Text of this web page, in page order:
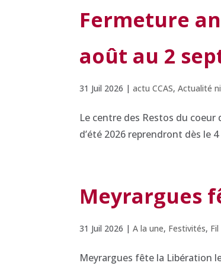
Fermeture
août au 2
31 Juil 2026 |actu CCAS,Actualité
Le centre des Restos du
d’été 2026 reprendront dès le
Meyrargues
31 Juil 2026 |A la une, Festivités,
Meyrargues fête la Libération